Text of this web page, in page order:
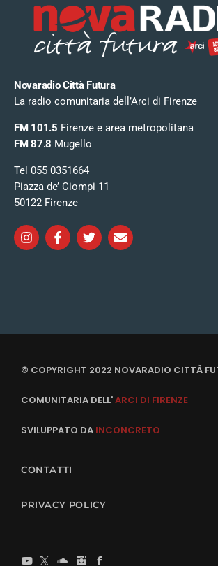
Novaradio Città Futura
La radio comunitaria dell’Arci di Firenze
FM 101.5 Firenze e area metropolitana
FM 87.8 Mugello
Tel 055 0351664
Piazza de’ Ciompi 11
50122 Firenze
© COPYRIGHT 2022 NOVARADIO CITTÀ
COMUNITARIA DELL'ARCI DI FIRENZE
SVILUPPATO DA INCONCRETO
CONTATTI
PRIVACY POLICY